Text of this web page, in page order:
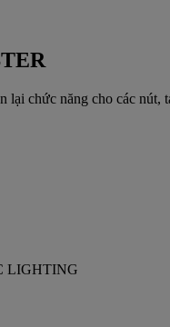
lại chức năng cho các
LIGHTING